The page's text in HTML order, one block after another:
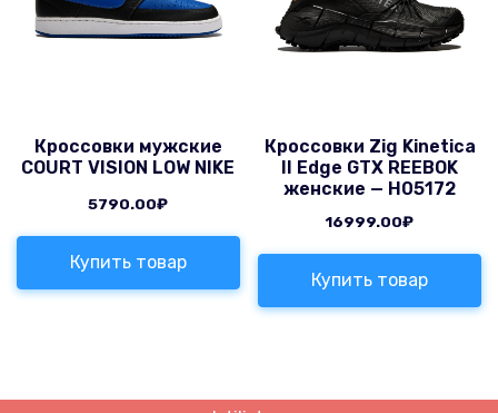
Кроссовки мужские
COURT VISION LOW NIKE
5790.00₽
Купить товар
Кроссовки Zig Kinetica
II Edge GTX REEBOK
женские — H05172
16999.00₽
Купить товар